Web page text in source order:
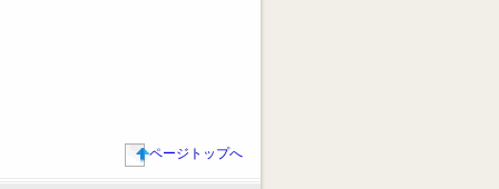
ページトップへ